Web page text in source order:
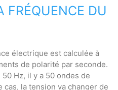
FRÉQUENCE DU
électrique est calculée à
de polarité par seconde.
Hz, il y a 50 ondes de
cas, la tension va changer de